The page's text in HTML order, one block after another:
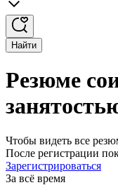
Найти
Резюме
Чтобы видеть все
После регистрации
Зарегистрироваться
За всё время